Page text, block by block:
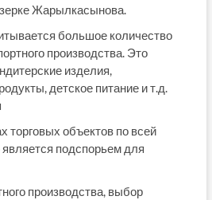
Жарылкасынова.
большое количество
производства. Это
изделия,
детское питание и т.д.
торговых объектов по всей
подспорьем для
производства, выбор